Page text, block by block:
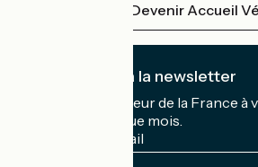
Devenir Accueil
Je m'abonne à la newsletter
Recevez le meilleur de la France à
boîte mail chaque mois.
Mon adresse mail